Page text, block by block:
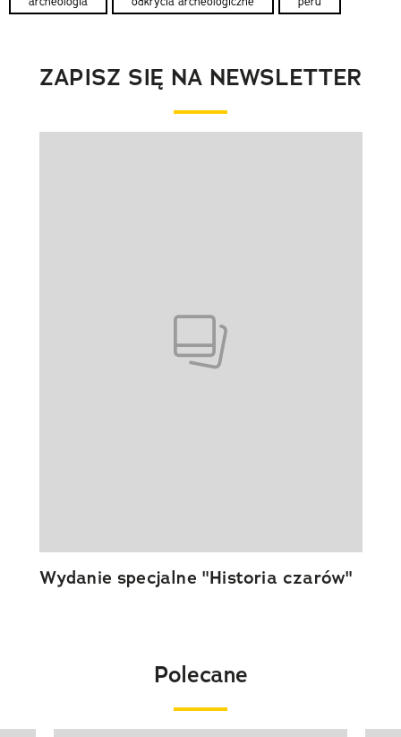
ZAPISZ SIĘ NA NEWSLETTER
Wydanie specjalne "Historia czarów"
Polecane